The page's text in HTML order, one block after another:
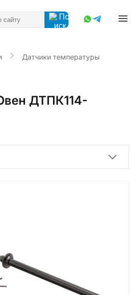
Датчики температуры
ДТПК114-